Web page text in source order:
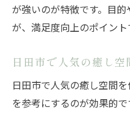
が強いのが特徴です。目
が、満足度向上のポイント
日田市で人気の癒し
日田市で人気の癒し空間
を参考にするのが効果的